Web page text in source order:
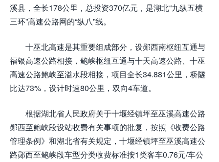
溪县，全长178公里，总投资370亿元，是湖北“九纵五横
三环”高速公路网的“纵八”线。
十巫北高速是其重要组成部分，设郧西南枢纽互通与
福银高速公路相接，鲍峡枢纽互通与十天高速公路、十巫
高速公路鲍峡至溢水段相接，项目全长34.881公里，桥隧
比达73%，设计时速80公里，双向4车道。
根据湖北省人民政府关于十堰经镇坪至巫溪高速公路
郧西至鲍峡段设站收费有关事项的批复，按照《收费公路
管理条例》和湖北省有关规定，十堰经镇坪至巫溪高速公
路郧西至鲍峡段车型分类收费标准按1类客车0.76元/车公